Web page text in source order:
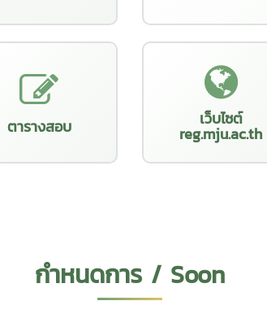
ตารางสอบ เว็บไซต์
reg.mju.ac.th
กำหนดการ / Soon